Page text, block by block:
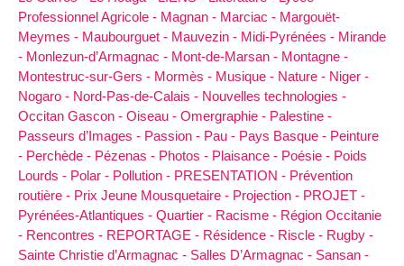
Professionnel Agricole - Magnan - Marciac - Margouët-
Meymes - Maubourguet - Mauvezin - Midi-Pyrénées - Mirande
- Monlezun-d’Armagnac - Mont-de-Marsan - Montagne -
Montestruc-sur-Gers - Mormès - Musique - Nature - Niger -
Nogaro - Nord-Pas-de-Calais - Nouvelles technologies -
Occitan Gascon - Oiseau - Omergraphie - Palestine -
Passeurs d’Images - Passion - Pau - Pays Basque - Peinture
- Perchède - Pézenas - Photos - Plaisance - Poésie - Poids
Lourds - Polar - Pollution - PRESENTATION - Prévention
routière - Prix Jeune Mousquetaire - Projection - PROJET -
Pyrénées-Atlantiques - Quartier - Racisme - Région Occitanie
- Rencontres - REPORTAGE - Résidence - Riscle - Rugby -
Sainte Christie d’Armagnac - Salles D’Armagnac - Sansan -